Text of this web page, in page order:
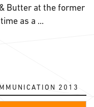
Butter at the former
as a ...
2013